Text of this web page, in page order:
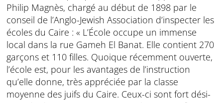
Philip Magnès, chargé au début de 1898 par le
conseil de l’Anglo-Jewish Association d’inspecter les
écoles du Caire : « L’École occupe un immense
local dans la rue Gameh El Banat. Elle contient 270
garçons et 110 filles. Quoique récemment ouverte,
l’école est, pour les avantages de l’instruction
qu’elle donne, très appréciée par la classe
moyenne des juifs du Caire. Ceux-ci sont fort dési­